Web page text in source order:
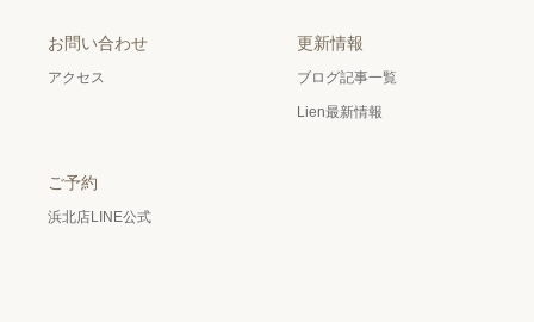
お問い合わせ
アクセス
更新情報
ブログ記事一覧
Lien最新情報
ご予約
浜北店LINE公式